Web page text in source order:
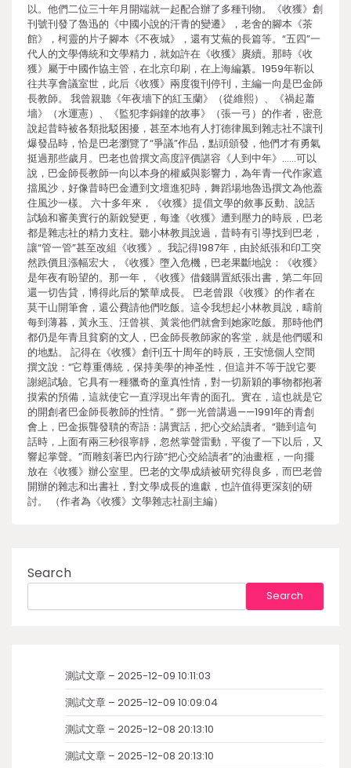
以。他們二位三十年月開端就一起配合辦了多種刊物。《收獲》創
刊號刊發了魯迅的《中國小說的汗青的變遷》，老舍的腳本《茶
館》，柯靈的片子腳本《不夜城》，還有艾蕪的長篇等。“五四”一
代人的文學傳統和文學精力，就如許在《收獲》賡續。那時《收
獲》屬于中國作協主管，在北京印刷，在上海編纂。1959年靳以
往共享會議室世，此后《收獲》兩度復刊停刊，主編一向是巴金師
長教師。 我曾親聽《年夜墻下的紅玉蘭》（從維熙）、《禍起蕭
墻》（水運憲）、《監犯李銅鐘的故事》（張一弓）的作者，密意
說起昔時被各類批駁困擾，甚至本地有人打德律風到雜志社不讓刊
爆發品時，恰是巴老瀏覽了“爭議”作品，點頭頒發，他們才有勇氣
挺過那些歲月。巴老也曾撰文高度評價諶容《人到中年》……可以
說，巴金師長教師一向以本身的權威與影響力，為年青一代作家遮
擋風沙，好像昔時巴金遭到文壇進犯時，舞蹈場地魯迅撰文為他蓋
住風沙一樣。 六十多年來，《收獲》提倡文學的敘事反動、說話
試驗和審美實行的新銳變更，每逢《收獲》遭到壓力的時辰，巴老
都是雜志社的精力支柱。聽小林教員說過，昔時有引導找到巴老，
讓“管一管”甚至改組《收獲》。我記得1987年，由於紙張和印工突
然跌價且漲幅宏大，《收獲》墮入危機，巴老果斷地說：《收獲》
是年夜有盼望的。那一年，《收獲》借錢購置紙張出書，第二年回
還一切告貸，博得此后的繁華成長。 巴老曾跟《收獲》的作者在
莫干山開筆會，還公費請他們吃飯。這令我想起小林教員說，疇前
每到薄暮，黃永玉、汪曾祺、黃裳他們就會到她家吃飯。那時他們
都仍是年青且貧窮的文人，巴金師長教師家的客堂，就是他們暖和
的地點。 記得在《收獲》創刊五十周年的時辰，王安憶個人空間
撰文說：“它尊重傳統，保持美學的神圣性，但這并不等于說它要
謝絕試驗。它具有一種獵奇的童真性情，對一切新穎的事物都抱著
摸索的預備，這就使它一直浮現出年青的面孔。實在，這也就是它
的開創者巴金師長教師的性情。” 鄧一光曾講過——1991年的青創
會上，巴金振聾發聵的寄語：講實話，把心交給讀者。“聽到這句
話時，上面有兩三秒很寧靜，忽然掌聲雷動，平復了一下以后，又
響起掌聲。”而雕刻著巴內行跡“把心交給讀者”的油畫框，一向擺
放在《收獲》辦公室里。巴老的文學成績被研究得良多，而巴老曾
開辦的雜志和出書社，對文學成長的進獻，也許值得更深刻的研
討。 （作者為《收獲》文學雜志社副主編）
Search
Search
測試文章 – 2025-12-09 10:11:03
測試文章 – 2025-12-09 10:09:04
測試文章 – 2025-12-08 20:13:10
測試文章 – 2025-12-08 20:13:10